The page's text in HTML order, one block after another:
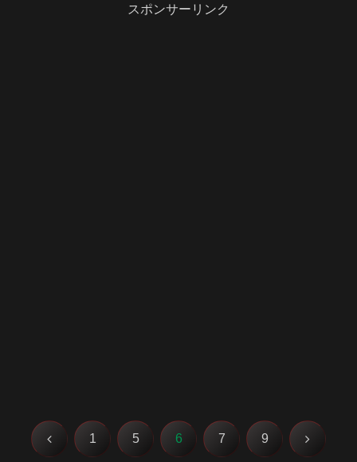
スポンサーリンク
前 1 5 6 7 9 次